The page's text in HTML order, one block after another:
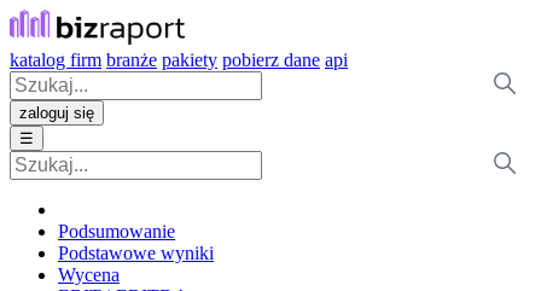
katalog firm branże pakiety pobierz dane api
zaloguj się
☰
Podsumowanie
Podstawowe wyniki
Wycena